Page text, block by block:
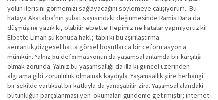
yolun ilerisini görmemizi sağlayacağını söylemeye çalışıyorum.. Bu
hataya Akatalpa’nın şubat sayısındaki değinmesinde Ramis Dara da
düşmüş ne yazık ki, olabilir elbette! Hepimiz ne hatalar yapmıyoruz ki!
Elbette Liman şu konuda haklı; tabii ki bu aşırılaştırma
semantik,dizgesel hatta görsel boyutlarda bir deformasyonla
mümkün. Yalnız bu deformasyonun da yaşamsal anlamda bir karşılığı
olmak zorunda. Yalnız bu yaşamsallığı da illa ki güncel üzerinden
algılama gibi zorunluluk olmamak kaydıyla. Yaşamsallık şiire herhangi
bir şekilde varlıksal bir katkıyla da yanaşabilir zira. Yaşamsal alandaki
bütünlüğün parçalanması yeni okumaları gündeme getirmiştir; internet